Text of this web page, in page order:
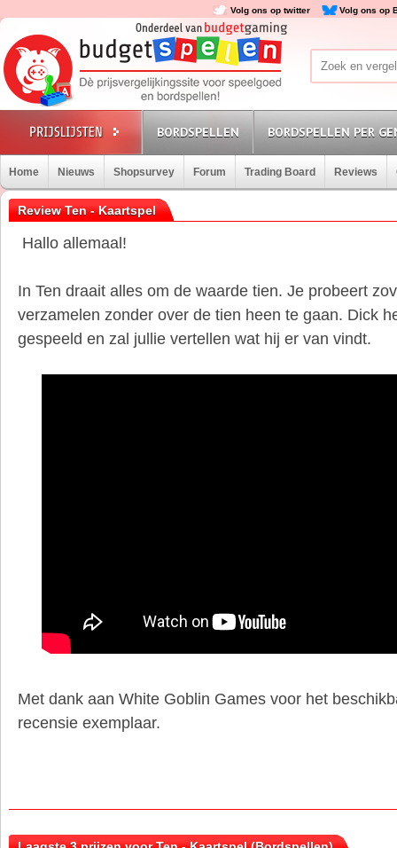
Volg ons op twitter Volg ons op
BORDSPELLEN BORDSPELLEN PER
Home Nieuws Shopsurvey Forum Trading Board Reviews
Review Ten - Kaartspel
Hallo allemaal!
In Ten draait alles om de waarde tien. Je probeert
verzamelen zonder over de tien heen te gaan. Dick
gespeeld en zal jullie vertellen wat hij er van vindt.
Met dank aan White Goblin Games voor het
recensie exemplaar.